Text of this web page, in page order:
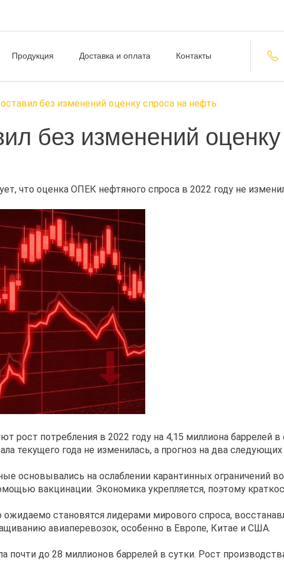
Продукция Доставка и оплата Контакты
без изменений оценку спроса на нефть
без изменений
что оценка ОПЕК нефтяного спроса в 2022 году не
рост потребления в 2022 году на 4,15 миллиона баррелей
текущего года не изменилась, а прогноз на два
основывались на ослаблении карантинных
вакцинации. Экономика укрепляется, поэтому
ожидаемо становятся лидерами мирового спроса,
авиаперевозок, особенно в Европе, Китае и США.
до 28 миллионов баррелей в сутки. Рост